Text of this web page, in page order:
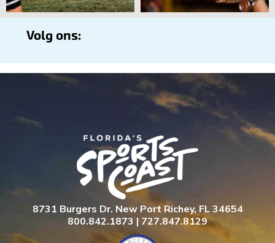
Volg ons:
8731 Burgers Dr. New Port Richey, FL 34654
800.842.1873 | 727.847.8129